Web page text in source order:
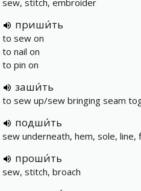
sew, stitch, embroider
приши́ть
to sew on
to nail on
to pin on
заши́ть
to sew up/sew bringing seam
подши́ть
sew underneath, hem, sole, line,
проши́ть
sew, stitch, broach